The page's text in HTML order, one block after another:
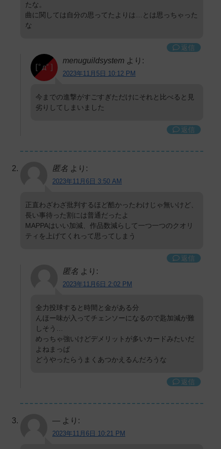
たな。
曲に関しては自分の思ってたよりは…とは思っちゃった
な
返信
menuguildsystem より:
2023年11月5日 10:12 PM
今までの進撃がすごすぎただけにそれと比べると見
劣りしてしまいました
返信
匿名 より:
2023年11月6日 3:50 AM
正直わざわざ批判するほど酷かったわけじゃ無いけど、
長い事待った割には普通だったよ
MAPPAはいい加減、作品数減らして一つ一つのクオリ
ティを上げてくれって思ってしまう
返信
匿名 より:
2023年11月6日 2:02 PM
全力投球すると時間と金がある分
んほー味が入ってチェンソーになるので匙加減が難
しそう…
めっちゃ強いけどデメリットが多いカードみたいだ
よねまっぱ
どうやったらうまくあつかえるんだろうな
返信
― より:
2023年11月6日 10:21 PM